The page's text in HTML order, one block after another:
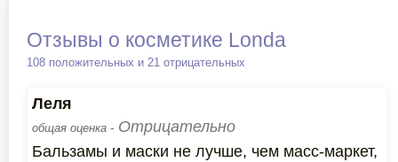
Отзывы о косметике Londa
108 положительных и 21 отрицательных
Леля
общая оценка - Отрицательно
Бальзамы и маски не лучше, чем масс-маркет,